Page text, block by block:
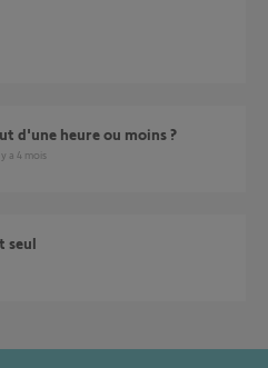
d'une heure ou moins ?
il y a 4 mois
seul